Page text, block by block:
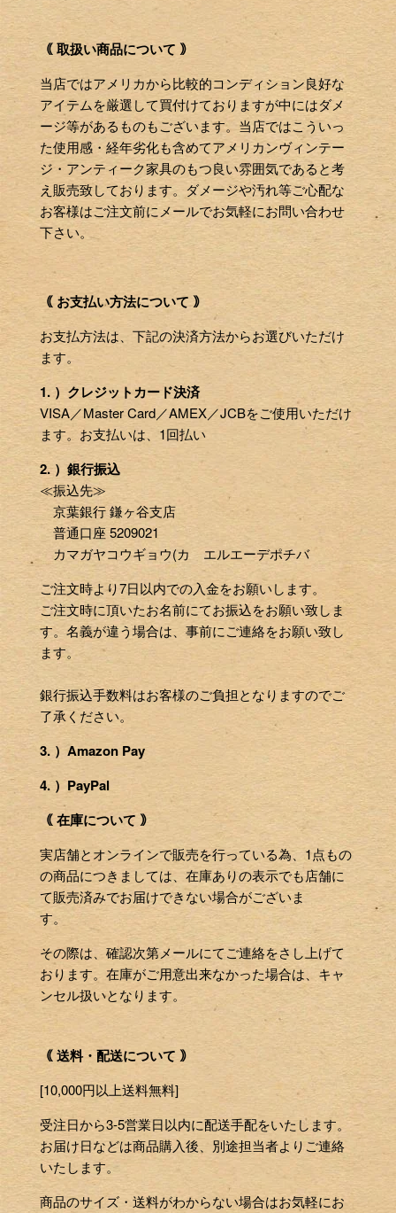
｟ 取扱い商品について ｠
当店ではアメリカから比較的コンディション良好な
アイテムを厳選して買付けておりますが中にはダメ
ージ等があるものもございます。当店ではこういっ
た使用感・経年劣化も含めてアメリカンヴィンテー
ジ・アンティーク家具のもつ良い雰囲気であると考
え販売致しております。ダメージや汚れ等ご心配な
お客様はご注文前にメールでお気軽にお問い合わせ
下さい。
｟ お支払い方法について ｠
お支払方法は、下記の決済方法からお選びいただけ
ます。
1. ）クレジットカード決済
VISA／Master Card／AMEX／JCBをご使用いただけ
ます。お支払いは、1回払い
2. ）銀行振込
≪振込先≫
京葉銀行 鎌ヶ谷支店
普通口座 5209021
カマガヤコウギョウ(カ エルエーデポチバ
ご注文時より7日以内での入金をお願いします。
ご注文時に頂いたお名前にてお振込をお願い致しま
す。名義が違う場合は、事前にご連絡をお願い致し
ます。
銀行振込手数料はお客様のご負担となりますのでご
了承ください。
3. ）Amazon Pay
4. ）PayPal
｟ 在庫について ｠
実店舗とオンラインで販売を行っている為、1点もの
の商品につきましては、在庫ありの表示でも店舗に
て販売済みでお届けできない場合がございま
す。
その際は、確認次第メールにてご連絡をさし上げて
おります。在庫がご用意出来なかった場合は、キャ
ンセル扱いとなります。
｟ 送料・配送について ｠
[10,000円以上送料無料]
受注日から3-5営業日以内に配送手配をいたします。
お届け日などは商品購入後、別途担当者よりご連絡
いたします。
商品のサイズ・送料がわからない場合はお気軽にお